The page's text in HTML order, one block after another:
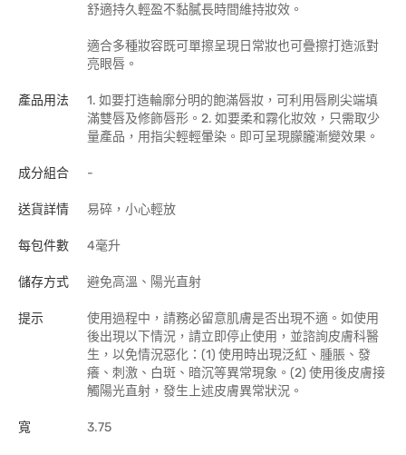
舒適持久輕盈不黏膩長時間維持妝效。
適合多種妝容既可單擦呈現日常妝也可疊擦打造派對
亮眼唇。
產品用法
1. 如要打造輪廓分明的飽滿唇妝，可利用唇刷尖端填
滿雙唇及修飾唇形。2. 如要柔和霧化妝效，只需取少
量產品，用指尖輕輕暈染。 即可呈現朦朧漸變效果。
成分組合 -
送貨詳情 易碎，小心輕放
每包件數 4毫升
儲存方式 避免高溫、陽光直射
提示
使用過程中，請務必留意肌膚是否出現不適。如使用
後出現以下情況，請立即停止使用，並諮詢皮膚科醫
生，以免情況惡化：(1) 使用時出現泛紅、腫脹、發
癢、刺激、白斑、暗沉等異常現象。(2) 使用後皮膚接
觸陽光直射，發生上述皮膚異常狀況。
寬 3.75